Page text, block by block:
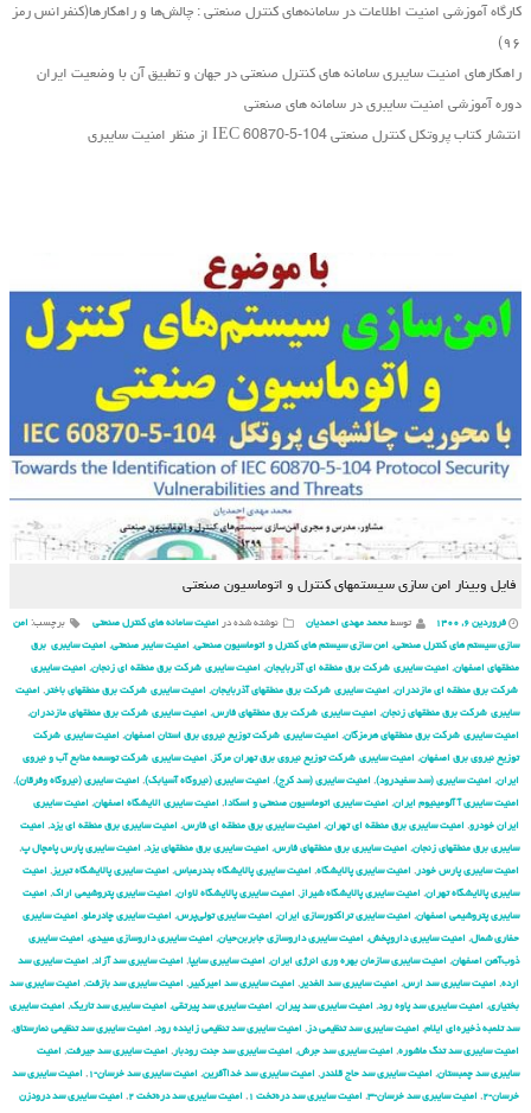
کارگاه آموزشی امنیت اطلاعات در سامانه‌های کنترل صنعتی : چالش‌ها و راهکارها(کنفرانس رمز
۹۶)
راهکارهای امنیت سایبری سامانه های کنترل صنعتی در جهان و تطبیق آن با وضعیت ایران
دوره آموزشی امنیت سایبری در سامانه های صنعتی
انتشار کتاب پروتکل کنترل صنعتی IEC 60870-5-104 از منظر امنیت سایبری
فایل وبینار امن سازی سیستم‏های کنترل و اتوماسیون صنعتی
فروردین ۶, ۱۴۰۰ توسط محمد مهدی احمدیان نوشته شده در امنیت سامانه های کنترل صنعتی برچسب: امن
سازی سیستم های کنترل صنعتی, امن سازی سیستم های کنترل و اتوماسیون صنعتی, امنیت سایبر صنعتی, امنیت سایبری برق
منطقهای اصفهان, امنیت سایبری شركت برق منطقه ای آذربایجان, امنیت سایبری شركت برق منطقه ای زنجان, امنیت سایبری
شركت برق منطقه ای مازندران, امنیت سایبری شركت برق منطقهای آذربایجان, امنیت سایبری شركت برق منطقهای باختر , امنیت
سایبری شركت برق منطقهای زنجان, امنیت سایبری شركت برق منطقهای فارس, امنیت سایبری شركت برق منطقهای مازندران,
امنیت سایبری شركت برق منطقهای هرمزگان, امنیت سایبری شركت توزیع نیروی برق استان اصفهان, امنیت سایبری شركت
توزیع نیروی برق اصفهان, امنیت سایبری شركت توزیع نیروی برق تهران مركز , امنیت سایبری شركت توسعه منابع آب و نیروی
ایران, امنیت سایبری (سد سفیدرود), امنیت سایبری (سد کرج), امنیت سایبری (نیروگاه آسیابک), امنیت سایبری (نیروگاه وفرقان),
امنیت سایبری آ آلومینیوم ایران, امنیت سایبری اتوماسیون صنعتی و اسکادا, امنیت سایبری الایشگاه اصفهان, امنیت سایبری
ایران خودرو, امنیت سایبری برق منطقه ای تهران, امنیت سایبری برق منطقه ای فارس, امنیت سایبری برق منطقه ای یزد, امنیت
سایبری برق منطقهای زنجان, امنیت سایبری برق منطقهای فارس, امنیت سایبری برق منطقهای یزد, امنیت سایبری پارس پامچال پ,
امنیت سایبری پارس خودر , امنیت سایبری پالایشگاه, امنیت سایبری پالایشگاه بندرعباس, امنیت سایبری پالایشگاه تبریز , امنیت
سایبری پالایشگاه تهران, امنیت سایبری پالایشگاه شیراز , امنیت سایبری پالایشگاه لاوان, امنیت سایبری پتروشیمی اراک, امنیت
سایبری پتروشیمی اصفهان, امنیت سایبری تراکتورسازی ایران, امنیت سایبری تولی‌پرس, امنیت سایبری چادرملو, امنیت سایبری
حفاری شمال, امنیت سایبری داروپخش, امنیت سایبری داروسازی جابربن‌حیان, امنیت سایبری داروسازی عبیدی, امنیت سایبری
ذوب‌آهن اصفهان, امنیت سایبری سازمان بهره وری انرژی ایران, امنیت سایبری سایپا, امنیت سایبری سد آزاد, امنیت سایبری سد
ارده, امنیت سایبری سد ارس, امنیت سایبری سد الغدیر , امنیت سایبری سد امیرکبیر , امنیت سایبری سد بازفت, امنیت سایبری سد
بختیاری, امنیت سایبری سد پاوه رود, امنیت سایبری سد پیران, امنیت سایبری سد پیرتقی, امنیت سایبری سد تاریک, امنیت سایبری
سد تلمبه ذخیره‌ای ایلام, امنیت سایبری سد تنظیمی دز , امنیت سایبری سد تنظیمی زاینده رود, امنیت سایبری سد تنظیمی نمارستاق,
امنیت سایبری سد تنگ ماشوره, امنیت سایبری سد جرش, امنیت سایبری سد جنت رودبار , امنیت سایبری سد جیرفت, امنیت
سایبری سد چمبستان, امنیت سایبری سد حاج قلندر , امنیت سایبری سد خداآفرین, امنیت سایبری سد خرسان-۱ , امنیت سایبری سد
خرسان-۲ , امنیت سایبری سد خرسان-۳ , امنیت سایبری سد دره‌تخت ۱ , امنیت سایبری سد دره‌تخت ۲ , امنیت سایبری سد درودزن